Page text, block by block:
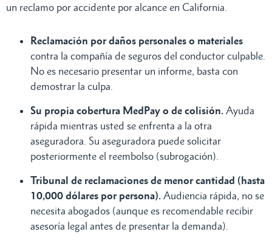
un reclamo por accidente por alcance en California.
Reclamación por daños personales o materiales
contra la compañía de seguros del conductor culpable.
No es necesario presentar un informe, basta con
demostrar la culpa.
Su propia cobertura MedPay o de colisión. Ayuda
rápida mientras usted se enfrenta a la otra
aseguradora. Su aseguradora puede solicitar
posteriormente el reembolso (subrogación).
Tribunal de reclamaciones de menor cantidad (hasta
10,000 dólares por persona). Audiencia rápida, no se
necesita abogados (aunque es recomendable recibir
asesoría legal antes de presentar la demanda).